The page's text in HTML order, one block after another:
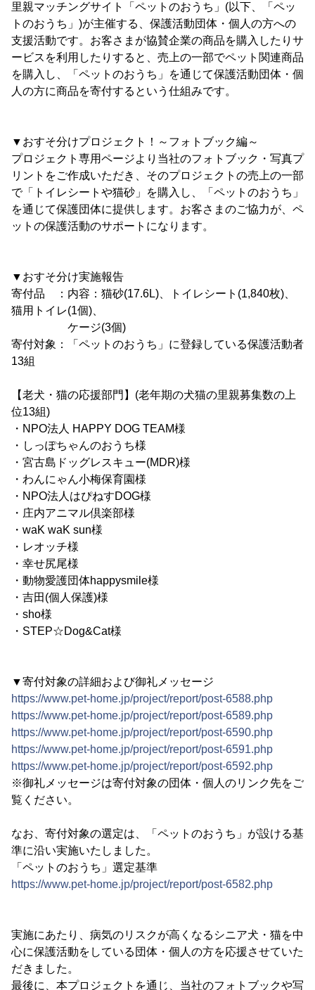
里親マッチングサイト「ペットのおうち」(以下、「ペッ
トのおうち」)が主催する、保護活動団体・個人の方への
支援活動です。お客さまが協賛企業の商品を購入したりサ
ービスを利用したりすると、売上の一部でペット関連商品
を購入し、「ペットのおうち」を通じて保護活動団体・個
人の方に商品を寄付するという仕組みです。
▼おすそ分けプロジェクト！～フォトブック編～
プロジェクト専用ページより当社のフォトブック・写真プ
リントをご作成いただき、そのプロジェクトの売上の一部
で「トイレシートや猫砂」を購入し、「ペットのおうち」
を通じて保護団体に提供します。お客さまのご協力が、ペ
ットの保護活動のサポートになります。
▼おすそ分け実施報告
寄付品 ：内容：猫砂(17.6L)、トイレシート(1,840枚)、
猫用トイレ(1個)、
ケージ(3個)
寄付対象：「ペットのおうち」に登録している保護活動者
13組
【老犬・猫の応援部門】(老年期の犬猫の里親募集数の上
位13組)
・NPO法人 HAPPY DOG TEAM様
・しっぽちゃんのおうち様
・宮古島ドッグレスキュー(MDR)様
・わんにゃん小梅保育園様
・NPO法人はぴねすDOG様
・庄内アニマル倶楽部様
・waK waK sun様
・レオッチ様
・幸せ尻尾様
・動物愛護団体happysmile様
・吉田(個人保護)様
・sho様
・STEP☆Dog&Cat様
▼寄付対象の詳細および御礼メッセージ
https://www.pet-home.jp/project/report/post-6588.php
https://www.pet-home.jp/project/report/post-6589.php
https://www.pet-home.jp/project/report/post-6590.php
https://www.pet-home.jp/project/report/post-6591.php
https://www.pet-home.jp/project/report/post-6592.php
※御礼メッセージは寄付対象の団体・個人のリンク先をご
覧ください。
なお、寄付対象の選定は、「ペットのおうち」が設ける基
準に沿い実施いたしました。
「ペットのおうち」選定基準
https://www.pet-home.jp/project/report/post-6582.php
実施にあたり、病気のリスクが高くなるシニア犬・猫を中
心に保護活動をしている団体・個人の方を応援させていた
だきました。
最後に、本プロジェクトを通じ、当社のフォトブックや写